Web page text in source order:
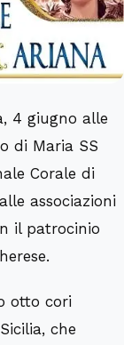
4 giugno alle
di Maria SS
Corale di
associazioni
il patrocinio
otto cori
che